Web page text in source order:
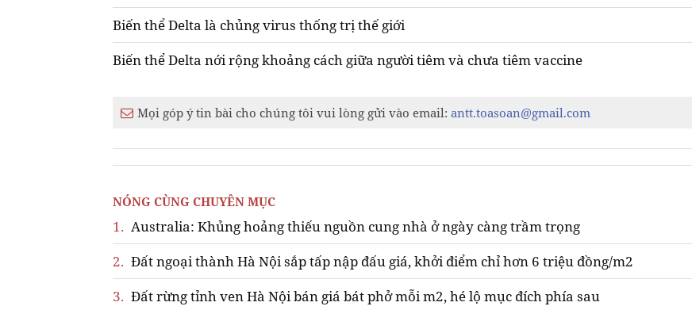
Biến thể Delta là chủng virus thống trị thế giới
Biến thể Delta nới rộng khoảng cách giữa người tiêm và chưa tiêm vaccine
Mọi góp ý tin bài cho chúng tôi vui lòng gửi vào email: antt.toasoan@gmail.com
NÓNG CÙNG CHUYÊN MỤC
1. Australia: Khủng hoảng thiếu nguồn cung nhà ở ngày càng trầm trọng
2. Đất ngoại thành Hà Nội sắp tấp nập đấu giá, khởi điểm chỉ hơn 6 triệu đồng/m2
3. Đất rừng tỉnh ven Hà Nội bán giá bát phở mỗi m2, hé lộ mục đích phía sau